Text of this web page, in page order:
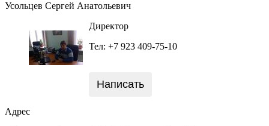
Усольцев Сергей Анатольевич
Директор
Тел: +7 923 409-75-10
Написать
Адрес